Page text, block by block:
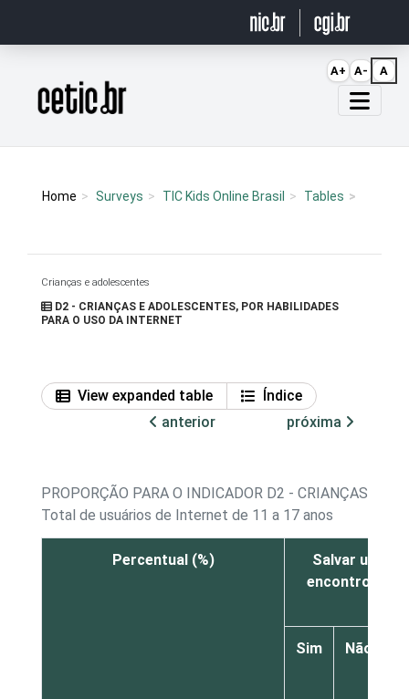
Página inicial
Home Surveys TIC Kids Online Brasil Tables
Crianças e adolescentes
D2 - CRIANÇAS E ADOLESCENTES, POR HABILIDADES
PARA O USO DA INTERNET
View expanded table
Índice
anterior
próxima
PROPORÇÃO PARA O INDICADOR D2 - CRIANÇAS E
Total de usuários de Internet de 11 a 17 anos
Percentual (%)
Salvar uma
encontrou na
Sim
Não
A+ A- A